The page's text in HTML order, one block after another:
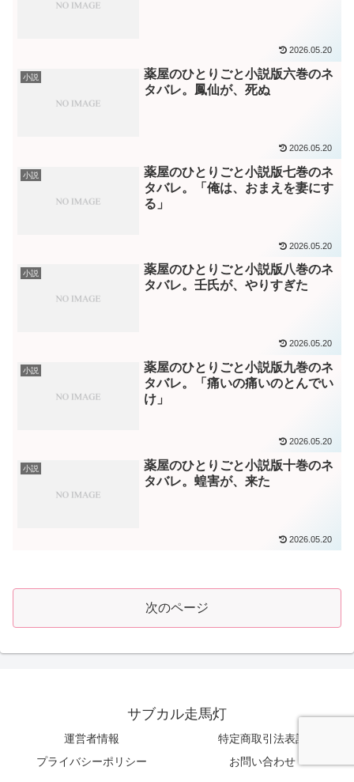
2026.05.20
小説
薬屋のひとりごと小説版六巻のネ
タバレ。鳳仙が、死ぬ
2026.05.20
小説
薬屋のひとりごと小説版七巻のネ
タバレ。「俺は、おまえを妻にす
る」
2026.05.20
小説
薬屋のひとりごと小説版八巻のネ
タバレ。壬氏が、やりすぎた
2026.05.20
小説
薬屋のひとりごと小説版九巻のネ
タバレ。「痛いの痛いのとんでい
け」
2026.05.20
小説
薬屋のひとりごと小説版十巻のネ
タバレ。蝗害が、来た
2026.05.20
次のページ
サブカル走馬灯
運営者情報
特定商取引法表記
プライバシーポリシー
お問い合わせ